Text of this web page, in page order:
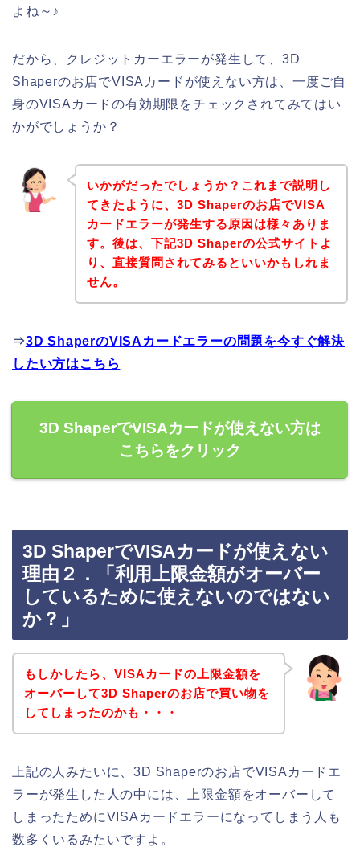
よね～♪
だから、クレジットカーエラーが発生して、3D
Shaperのお店でVISAカードが使えない方は、一度ご自
身のVISAカードの有効期限をチェックされてみてはい
かがでしょうか？
いかがだったでしょうか？これまで説明し
てきたように、3D Shaperのお店でVISA
カードエラーが発生する原因は様々ありま
す。後は、下記3D Shaperの公式サイトよ
り、直接質問されてみるといいかもしれま
せん。
⇒3D ShaperのVISAカードエラーの問題を今すぐ解決
したい方はこちら
3D ShaperでVISAカードが使えない方は
こちらをクリック
3D ShaperでVISAカードが使えない
理由２．「利用上限金額がオーバー
しているために使えないのではない
か？」
もしかしたら、VISAカードの上限金額を
オーバーして3D Shaperのお店で買い物を
してしまったのかも・・・
上記の人みたいに、3D Shaperのお店でVISAカードエ
ラーが発生した人の中には、上限金額をオーバーして
しまったためにVISAカードエラーになってしまう人も
数多くいるみたいですよ。